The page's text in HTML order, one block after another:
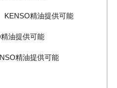
精油提供可能
油提供可能
精油提供可能